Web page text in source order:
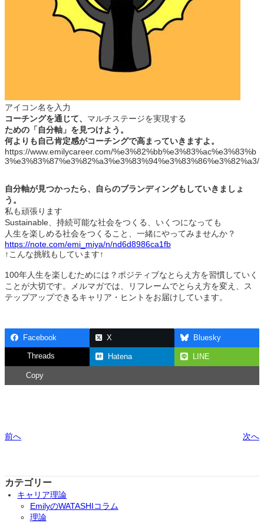
アイコン名を入力
コーチングを通じて、 マルチステージを実現する
ための「自分軸」を見つけよう。
何よりも自己肯定感がコーチングで高まっていきますよ。
https://www.emilycareer.com/%e3%82%bb%e3%83%ac%e3%83%b
3%e3%83%87%e3%82%a3%e3%83%94%e3%83%86%e3%82%a3/
自分軸が見つかったら、自らのブランディングもしていきましょ
う。
私も頑張ります
Sustainable、持続可能な社会をつくる、いくつになっても
人生を楽しめる社会をつくること、一緒にやってみませんか？
https://note.com/emi_miya/n/nd6d8986ca1fb
↑こんな挑戦もしています↑
100年人生を楽しむためには？ポジティブなとらえ方を習慣していく
ことが大切です。メルマガでは、リフレームでとらえ方を変え、ス
テップアップできるキャリア・ヒントをお届けしています。
Facebook X Bluesky
Threads Hatena LINE
Copy
前へ 次へ
カテゴリー
キャリア理論
EmilyのWATASHIコラム
理論